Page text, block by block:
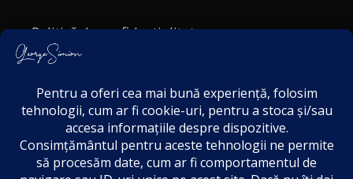
Politică de confidențialitate
Politica cookies
Acordul de markting
Disclaimer